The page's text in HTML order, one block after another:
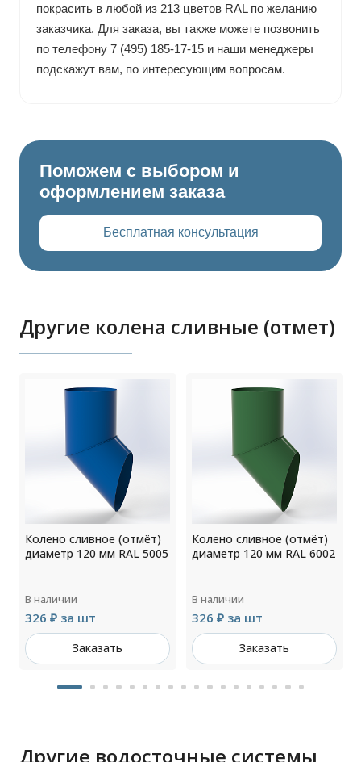
покрасить в любой из 213 цветов RAL по желанию
заказчика. Для заказа, вы также можете позвонить
по телефону 7 (495) 185-17-15 и наши менеджеры
подскажут вам, по интересующим вопросам.
Поможем с выбором и
оформлением заказа
Бесплатная консультация
Другие колена сливные (отмет)
Колено сливное (отмёт)
диаметр 120 мм RAL 5005
В наличии
326 ₽ за шт
Заказать
Колено сливное (отмёт)
диаметр 120 мм RAL 6002
В наличии
326 ₽ за шт
Заказать
Другие водосточные системы